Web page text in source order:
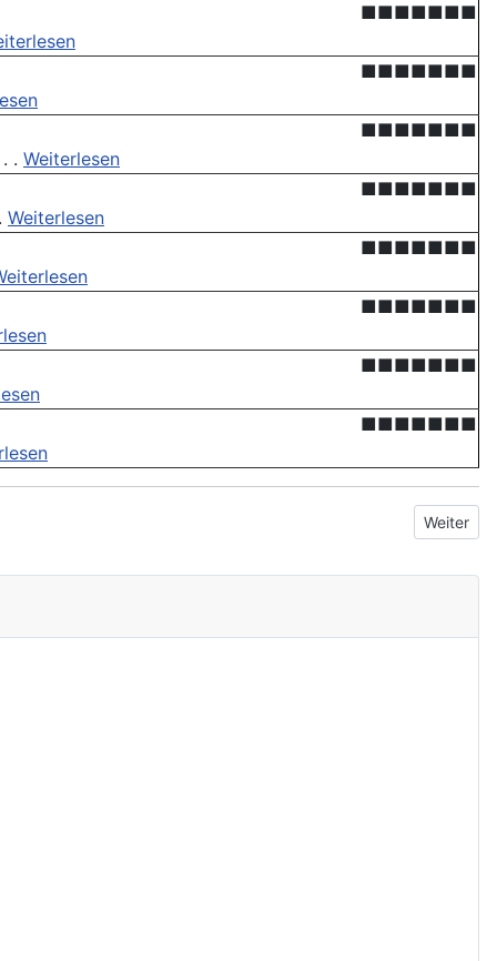
■■■■■■■
■■■■■■■
■■■■■■■
. Weiterlesen
■■■■■■■
Weiterlesen
■■■■■■■
■■■■■■■
■■■■■■■
■■■■■■■
Nächster
Weiter